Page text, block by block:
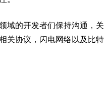
域的开发者们保持沟通，关
关协议，闪电网络以及比特